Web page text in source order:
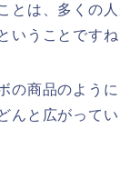
とは、多くの
いうことですね
の商品のよう
んと広がって